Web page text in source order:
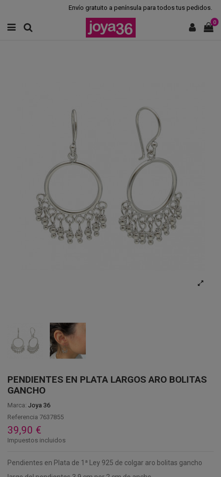
Envío gratuito a península para todos tus pedidos.
0
PENDIENTES EN PLATA LARGOS ARO BOLITAS
GANCHO
Marca: Joya 36
Referencia 7637855
39,90 €
Impuestos incluidos
Pendientes en Plata de 1ª Ley 925 de colgar aro bolitas gancho